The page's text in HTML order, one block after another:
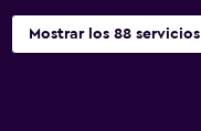
Mostrar los 88 servicios